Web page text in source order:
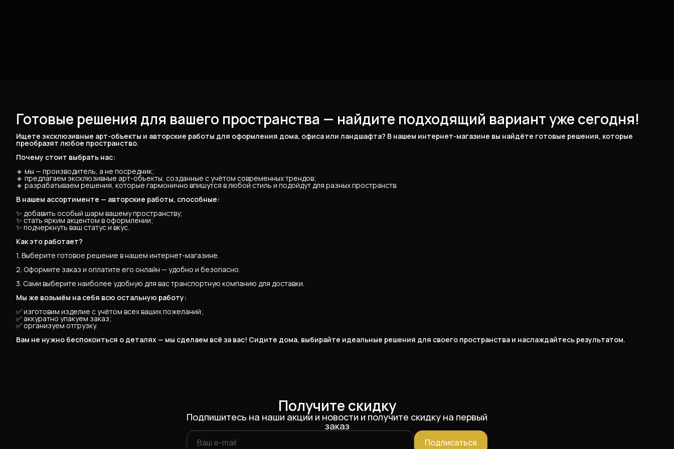
Готовые решения для вашего пространства — найдите подходящий вариант уже сегодня!
Ищете эксклюзивные арт-объекты и авторские работы для оформления дома, офиса или ландшафта? В нашем интернет-магазине вы найдёте готовые решения, которые
преобразят любое пространство.
Почему стоит выбрать нас:
🔹 мы — производитель, а не посредник;
🔹 предлагаем эксклюзивные арт-объекты, созданные с учётом современных трендов;
🔹 разрабатываем решения, которые гармонично впишутся в любой стиль и подойдут для разных пространств.
В нашем ассортименте — авторские работы, способные:
✨ добавить особый шарм вашему пространству;
✨ стать ярким акцентом в оформлении;
✨ подчеркнуть ваш статус и вкус.
Как это работает?
1. Выберите готовое решение в нашем интернет-магазине.
2. Оформите заказ и оплатите его онлайн — удобно и безопасно.
3. Сами выберите наиболее удобную для вас транспортную компанию для доставки.
Мы же возьмём на себя всю остальную работу:
✅ изготовим изделие с учётом всех ваших пожеланий;
✅ аккуратно упакуем заказ;
✅ организуем отгрузку.
Вам не нужно беспокоиться о деталях — мы сделаем всё за вас! Сидите дома, выбирайте идеальные решения для своего пространства и наслаждайтесь результатом.
Получите скидку
Подпишитесь на наши акции и новости и получите скидку на первый
заказ
Подписаться